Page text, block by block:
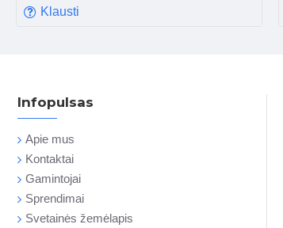
Klausti
Infopulsas
Apie mus
Kontaktai
Gamintojai
Sprendimai
Svetainės žemėlapis